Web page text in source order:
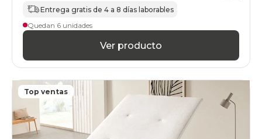
75x200-
online
black-
days
canapes-
150x200cm
online
Entrega gratis de 4 a 8 días laborables
Quedan 6 unidades
Ver producto
Top ventas